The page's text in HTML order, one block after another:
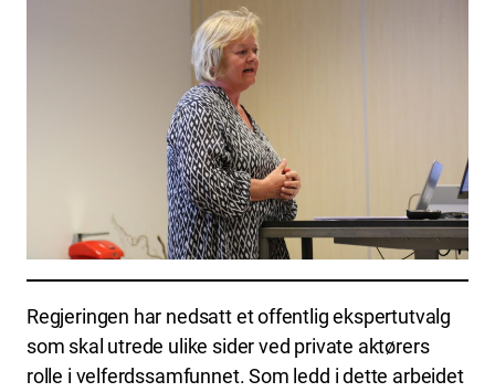
Regjeringen har nedsatt et offentlig ekspertutvalg
som skal utrede ulike sider ved private aktørers
rolle i velferdssamfunnet. Som ledd i dette arbeidet